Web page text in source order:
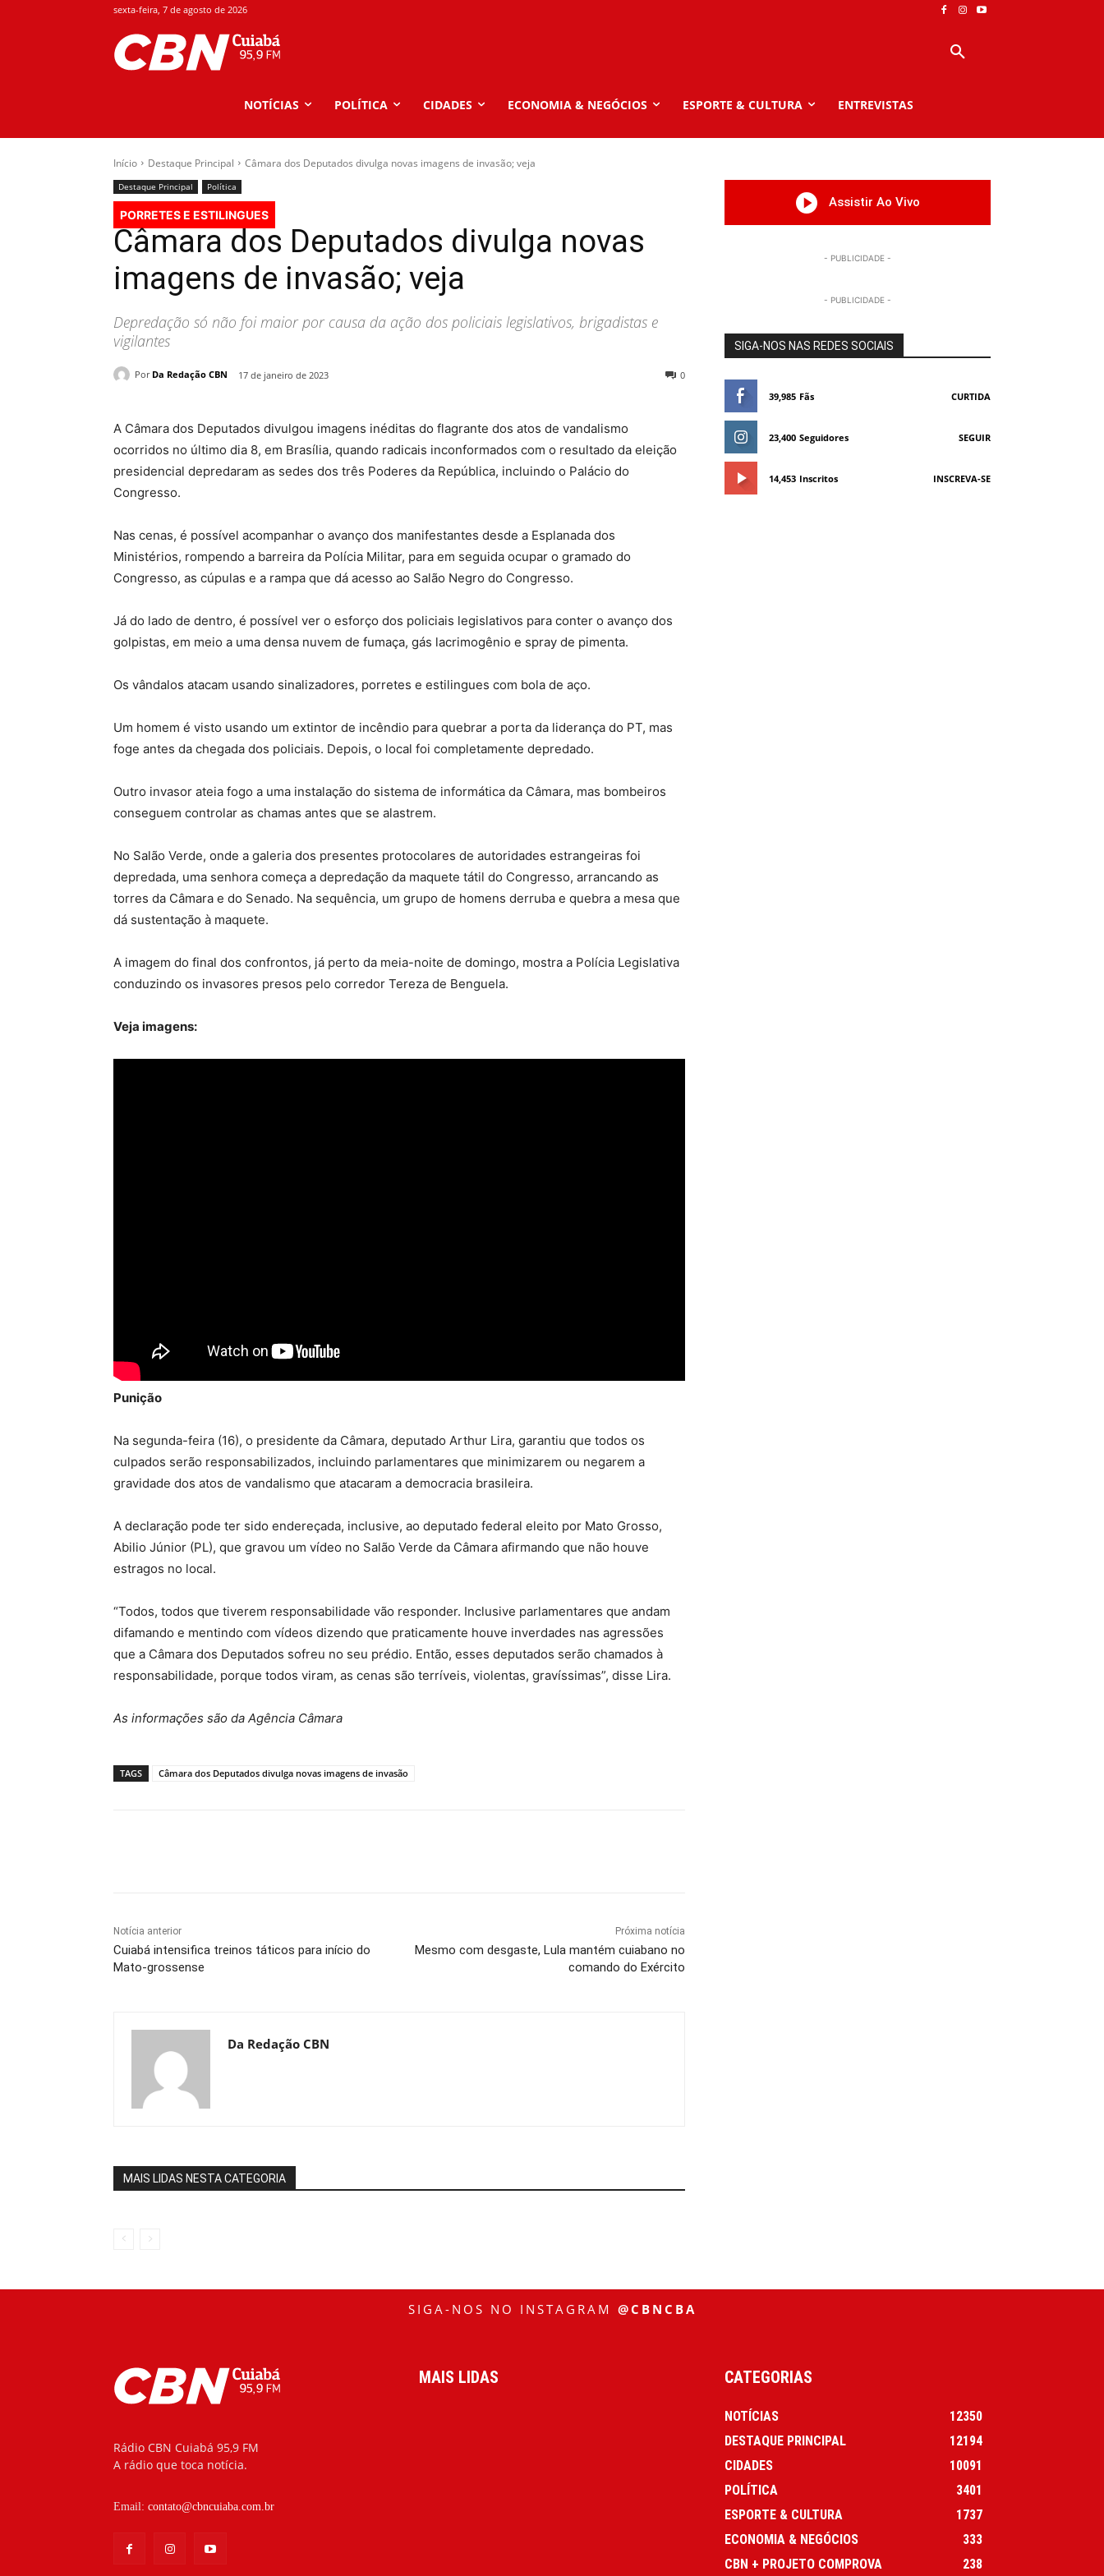
sexta-feira, 7 de agosto de 2026
NOTÍCIAS POLÍTICA CIDADES ECONOMIA & NEGÓCIOS ESPORTE & CULTURA ENTREVISTAS
Início Destaque Principal Câmara dos Deputados divulga novas imagens de invasão; veja
Destaque Principal Política
PORRETES E ESTILINGUES
Câmara dos Deputados divulga novas
imagens de invasão; veja
Depredação só não foi maior por causa da ação dos policiais legislativos, brigadistas e
vigilantes
Por Da Redação CBN 17 de janeiro de 2023 0
A Câmara dos Deputados divulgou imagens inéditas do flagrante dos atos de vandalismo
ocorridos no último dia 8, em Brasília, quando radicais inconformados com o resultado da eleição
presidencial depredaram as sedes dos três Poderes da República, incluindo o Palácio do
Congresso.
Nas cenas, é possível acompanhar o avanço dos manifestantes desde a Esplanada dos
Ministérios, rompendo a barreira da Polícia Militar, para em seguida ocupar o gramado do
Congresso, as cúpulas e a rampa que dá acesso ao Salão Negro do Congresso.
Já do lado de dentro, é possível ver o esforço dos policiais legislativos para conter o avanço dos
golpistas, em meio a uma densa nuvem de fumaça, gás lacrimogênio e spray de pimenta.
Os vândalos atacam usando sinalizadores, porretes e estilingues com bola de aço.
Um homem é visto usando um extintor de incêndio para quebrar a porta da liderança do PT, mas
foge antes da chegada dos policiais. Depois, o local foi completamente depredado.
Outro invasor ateia fogo a uma instalação do sistema de informática da Câmara, mas bombeiros
conseguem controlar as chamas antes que se alastrem.
No Salão Verde, onde a galeria dos presentes protocolares de autoridades estrangeiras foi
depredada, uma senhora começa a depredação da maquete tátil do Congresso, arrancando as
torres da Câmara e do Senado. Na sequência, um grupo de homens derruba e quebra a mesa que
dá sustentação à maquete.
A imagem do final dos confrontos, já perto da meia-noite de domingo, mostra a Polícia Legislativa
conduzindo os invasores presos pelo corredor Tereza de Benguela.
Veja imagens:
Punição
Na segunda-feira (16), o presidente da Câmara, deputado Arthur Lira, garantiu que todos os
culpados serão responsabilizados, incluindo parlamentares que minimizarem ou negarem a
gravidade dos atos de vandalismo que atacaram a democracia brasileira.
A declaração pode ter sido endereçada, inclusive, ao deputado federal eleito por Mato Grosso,
Abilio Júnior (PL), que gravou um vídeo no Salão Verde da Câmara afirmando que não houve
estragos no local.
“Todos, todos que tiverem responsabilidade vão responder. Inclusive parlamentares que andam
difamando e mentindo com vídeos dizendo que praticamente houve inverdades nas agressões
que a Câmara dos Deputados sofreu no seu prédio. Então, esses deputados serão chamados à
responsabilidade, porque todos viram, as cenas são terríveis, violentas, gravíssimas”, disse Lira.
As informações são da Agência Câmara
TAGS Câmara dos Deputados divulga novas imagens de invasão
Notícia anterior
Cuiabá intensifica treinos táticos para início do
Mato-grossense
Próxima notícia
Mesmo com desgaste, Lula mantém cuiabano no
comando do Exército
Da Redação CBN
MAIS LIDAS NESTA CATEGORIA
Assistir Ao Vivo
- PUBLICIDADE -
- PUBLICIDADE -
SIGA-NOS NAS REDES SOCIAIS
39,985 Fãs CURTIDA
23,400 Seguidores SEGUIR
14,453 Inscritos INSCREVA-SE
SIGA-NOS NO INSTAGRAM @CBNCBA
Rádio CBN Cuiabá 95,9 FM
A rádio que toca notícia.
Email: contato@cbncuiaba.com.br
MAIS LIDAS CATEGORIAS
NOTÍCIAS
12350
DESTAQUE PRINCIPAL
12194
CIDADES
10091
POLÍTICA
3401
ESPORTE & CULTURA
1737
ECONOMIA & NEGÓCIOS
333
CBN + PROJETO COMPROVA
238